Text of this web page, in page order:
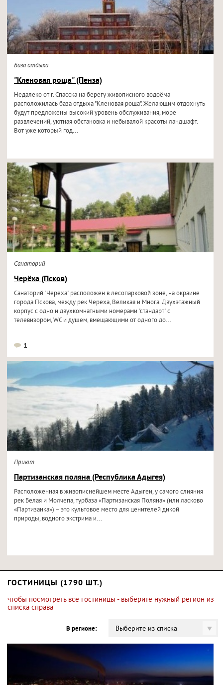
База отдыха
"Кленовая роща" (Пенза)
Недалеко от г. Спасска на берегу живописного водоёма
расположилась база отдыха "Кленовая роща". Желающим отдохнуть
будут предложены высокий уровень обслуживания, море
развлечений, уютная обстановка и небывалой красоты ландшафт.
Вот уже который год...
Санаторий
Черёха (Псков)
Санаторий "Череха" расположен в лесопарковой зоне, на окраине
города Пскова, между рек Череха, Великая и Многа. Двухэтажный
корпус с одно и двухкомнатными номерами "стандарт" с
телевизором, WC и душем, вмещающими от одного до...
1
Приют
Партизанская поляна (Республика Адыгея)
Расположенная в живописнейшем месте Адыгеи, у самого слияния
рек Белая и Молчепа, турбаза «Партизанская Поляна» (или ласково
«Партизанка») – это культовое место для ценителей дикой
природы, водного экстрима и...
ГОСТИНИЦЫ (1790 ШТ.)
чтобы посмотреть все гостиницы - выберите нужный регион из
списка справа
В регионе: Выберите из списка